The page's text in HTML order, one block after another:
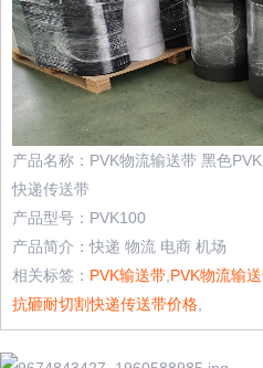
产品名称：PVK物流输送带 黑色
快递传送带
产品型号：PVK100
产品简介：快递 物流 电商 机场
相关标签： PVK输送带 PVK物流输
抗砸耐切割快递传送带价格